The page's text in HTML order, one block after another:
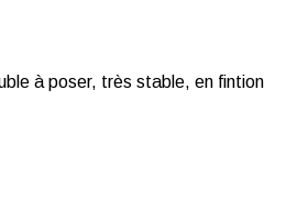
à poser, très stable, en fintion